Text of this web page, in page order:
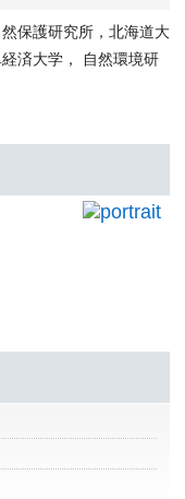
保護研究所，北海道大
済大学， 自然環境研